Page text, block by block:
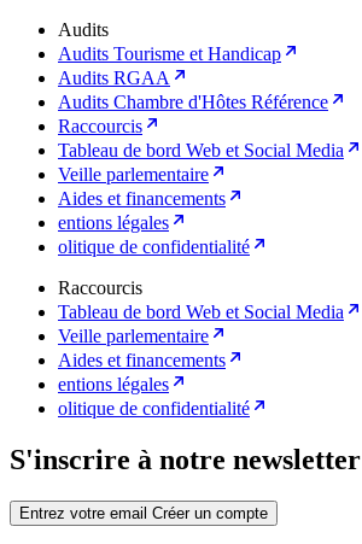
Audits
Audits Tourisme et Handicap
Audits RGAA
Audits Chambre d'Hôtes Référence
Raccourcis
Tableau de bord Web et Social Media
Veille parlementaire
Aides et financements
entions légales
olitique de confidentialité
Raccourcis
Tableau de bord Web et Social Media
Veille parlementaire
Aides et financements
entions légales
olitique de confidentialité
S'inscrire à notre newsletter
Entrez votre email Créer un compte